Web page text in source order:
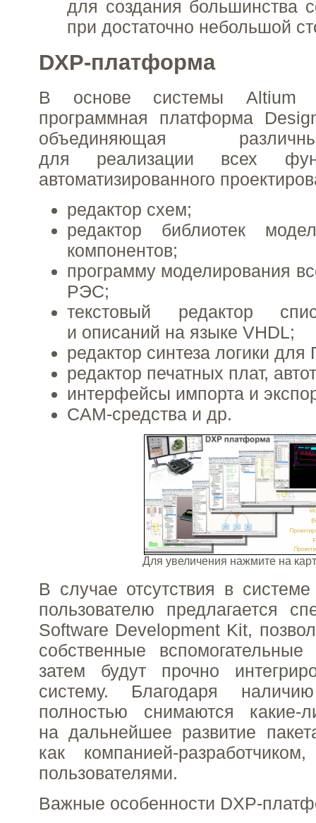
для создания большинства
при достаточно небольшой
DXP-платформа
В основе системы Altium
программная платформа
объединяющая
для реализации всех
автоматизированного
редактор схем;
редактор библиотек
компонентов;
программу моделирования
РЭС;
текстовый редактор
и описаний на языке VHDL;
редактор синтеза логики
редактор печатных плат,
интерфейсы импорта и
CAM-средства и др.
Для увеличения нажмите на
В случае отсутствия в
пользователю предлагается
Software Development Kit,
собственные
затем будут прочно
систему. Благодаря
полностью снимаются какие-
на дальнейшее развитие
как компанией-
пользователями.
Важные особенности DXP-